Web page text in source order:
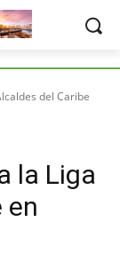
del Caribe
la Liga
en